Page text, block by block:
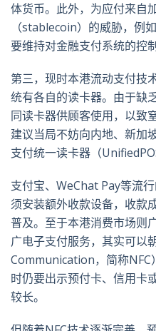
体货币。此外，为应付来自
（stablecoin）的威胁，例
要维持对金融支付系统的控制
第三，现时本港流动支付技
统有各自的读卡器。由于缺
同读卡器供顾客使用，以致
建议当局不妨向内地、新加
支付统一读卡器（
支付宝、WeChat Pay等流
须安装额外收款设备，收款
普及。至于本港消费市场则
广电子支付服务，其实可以
Communication，简称NFC
时仍要出示预付卡、信用卡
较长。